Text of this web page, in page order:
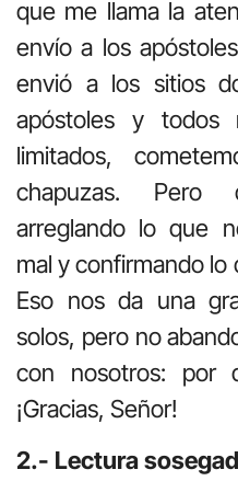
que me llama la
envío a los
envió a los sitios
apóstoles y todos
limitados,
chapuzas. Pero
arreglando lo que
mal y confirmando lo
Eso nos da una
solos, pero no
con nosotros: por
¡Gracias, Señor!
2.- Lectura